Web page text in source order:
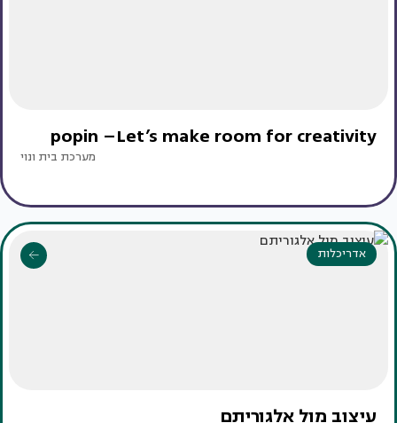
popin –Let’s make room for creativity
מערכת בית ונוי
אדריכלות
עיצוב מול אלגוריתם